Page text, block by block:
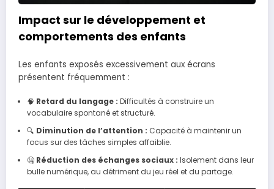
Impact sur le développement et
comportements des enfants
Les enfants exposés excessivement aux écrans
présentent fréquemment :
🧠 Retard du langage : Difficultés à construire un
vocabulaire spontané et structuré.
🔍 Diminution de l’attention : Capacité à maintenir un
focus sur des tâches simples affaiblie.
🤐 Réduction des échanges sociaux : Isolement dans leur
bulle numérique, au détriment du jeu réel et du partage.